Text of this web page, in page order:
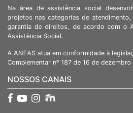
Na área de assistência social
projetos nas categorias de
garantia de direitos, de acordo com o
Assistência Social.
A ANEAS atua em conformidade à
Complementar nº 187 de 16 de dezembro
NOSSOS CANAIS